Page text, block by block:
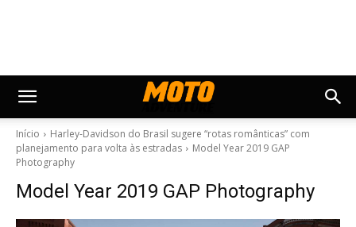
Início
Harley-Davidson do Brasil sugere “rotas românticas” com
planejamento para volta às estradas
Model Year 2019 GAP
Photography
Model Year 2019 GAP Photography